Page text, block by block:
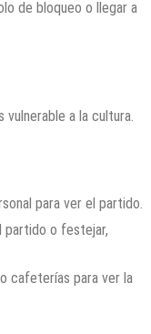
de bloqueo o llegar a
a la cultura.
para ver el partido.
partido o festejar,
cafeterías para ver la